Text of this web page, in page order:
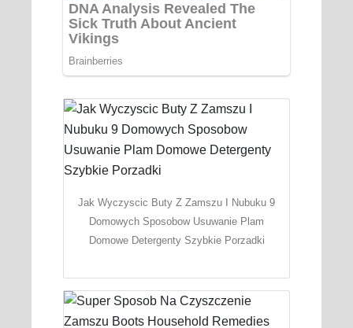
Jak Wyczyscic Buty Z Zamszu I Nubuku 9
Domowych Sposobow Usuwanie Plam
Domowe Detergenty Szybkie Porzadki